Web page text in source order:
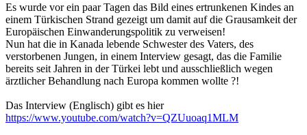
Es wurde vor ein paar Tagen das Bild eines ertrunkenen Kindes an
einem Türkischen Strand gezeigt um damit auf die Grausamkeit der
Europäischen Einwanderungspolitik zu verweisen!
Nun hat die in Kanada lebende Schwester des Vaters, des
verstorbenen Jungen, in einem Interview gesagt, das die Familie
bereits seit Jahren in der Türkei lebt und ausschließlich wegen
ärztlicher Behandlung nach Europa kommen wollte ?!
Das Interview (Englisch) gibt es hier
https://www.youtube.com/watch?v=QZUuoaq1MLM